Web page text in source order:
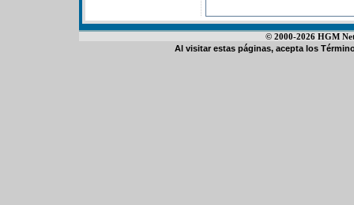
© 2000-2026 HGM
Al visitar estas páginas, acepta los